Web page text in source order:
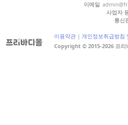
이용약관 | 개인정보취급방침
Copyright © 2015-2026 프
이메일
사업자
통신